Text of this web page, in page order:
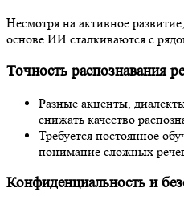
Несмотря на активное
основе ИИ сталкиваются с
Точность распознавания
Разные акценты,
снижать качество
Требуется постоянное
понимание сложных
Конфиденциальность и